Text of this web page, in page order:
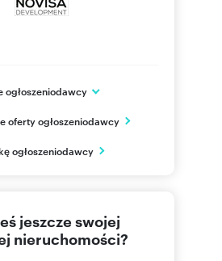
ogłoszeniodawcy
oferty ogłoszeniodawcy
ogłoszeniodawcy
jeszcze swojej
nieruchomości?